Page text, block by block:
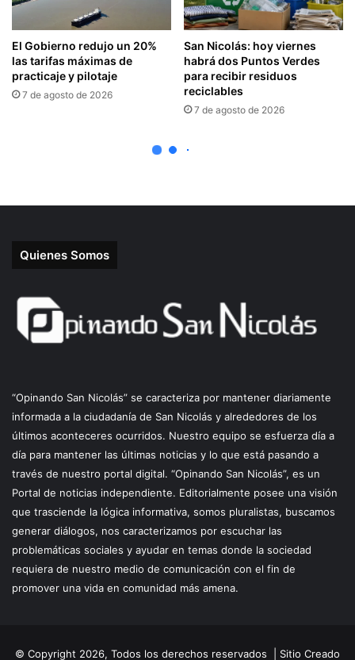
Quienes Somos
“Opinando San Nicolás” se caracteriza por mantener diariamente
informada a la ciudadanía de San Nicolás y alrededores de los
últimos aconteceres ocurridos. Nuestro equipo se esfuerza día a
día para mantener las últimas noticias y lo que está pasando a
través de nuestro portal digital. “Opinando San Nicolás”, es un
Portal de noticias independiente. Editorialmente posee una visión
que trasciende la lógica informativa, somos pluralistas, buscamos
generar diálogos, nos caracterizamos por escuchar las
problemáticas sociales y ayudar en temas donde la sociedad
requiera de nuestro medio de comunicación con el fin de
promover una vida en comunidad más amena.
© Copyright 2026, Todos los derechos reservados | Sitio Creado